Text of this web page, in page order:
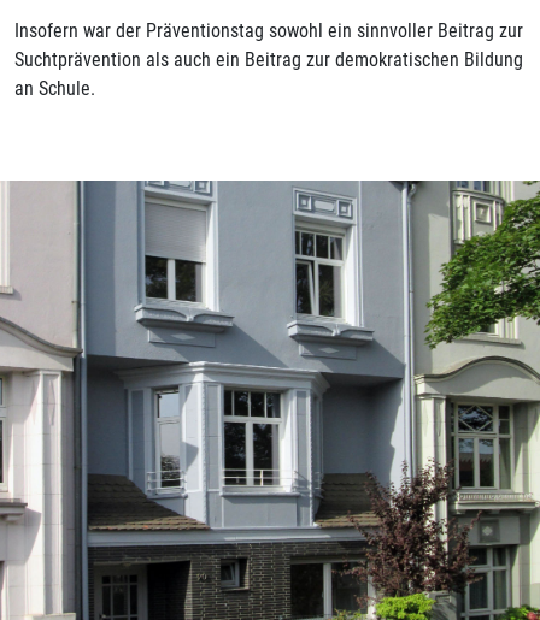
Insofern war der Präventionstag sowohl ein sinnvoller Beitrag zur
Suchtprävention als auch ein Beitrag zur demokratischen Bildung
an Schule.